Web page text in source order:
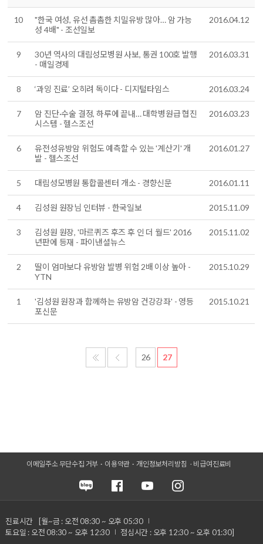
10
"한국 여성, 유선 촘촘한 치밀유방 많아… 암 가능
성 4배" - 조선일보
2016.04.12
9
30년 역사의 대림성모병원 사보, 통권 100호 발행
- 매일경제
2016.03.31
8 ‘과잉 진료’ 오히려 독이다 - 디지털타임스 2016.03.24
7
암 진단·수술 결정, 하루에 끝내… 대학병원급 협진
시스템 - 헬스조선
2016.03.23
6
유전성유방암 위험도 예측할 수 있는 '계산기' 개
발 - 헬스조선
2016.01.27
5 대림성모병원 통합콜센터 개소 - 경향신문 2016.01.11
4 김성원 원장님 인터뷰 - 한국일보 2015.11.09
3
김성원 원장, '마르퀴즈 후즈 후 인 더 월드' 2016
년판에 등재 - 파이낸셜뉴스
2015.11.02
2
딸이 엄마보다 유방암 발병 위험 2배 이상 높아 -
YTN
2015.10.29
1
'김성원 원장과 함께하는 유방암 건강강좌' - 영등
포신문
2015.10.21
26 27
이메일주소 무단수집 거부 이용약관 개인정보처리방침 비급여진료비
진료시간
[월~금 : 오전 08:30 ~ 오후 05:30
토요일 : 오전 08:30 ~ 오후 12:30
점심시간 : 오후 12:30 ~ 오후 01:30]